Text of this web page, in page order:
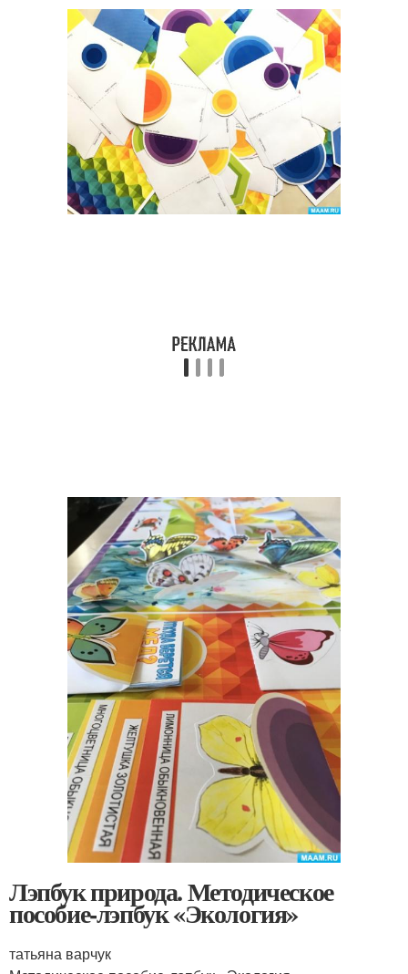
Лэпбук природа. Методическое
пособие-лэпбук «Экология»
татьяна варчук